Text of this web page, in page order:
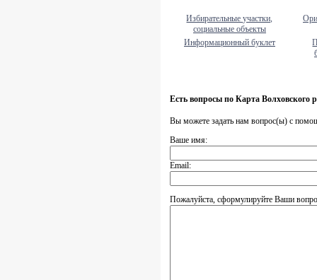
Избирательные участки,
социальные объекты
Информационный буклет
Есть вопросы по Карта Волховского
Вы можете задать нам вопрос(ы) с
Ваше имя:
Email:
Пожалуйста, сформулируйте Ваши